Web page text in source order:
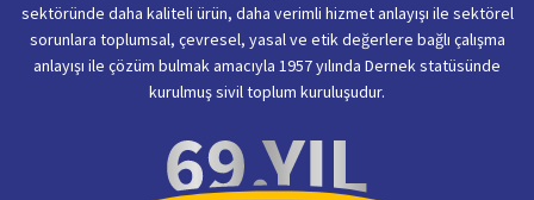
sektöründe daha kaliteli ürün, daha verimli hizmet anlayışı ile sektörel
sorunlara toplumsal, çevresel, yasal ve etik değerlere bağlı çalışma
anlayışı ile çözüm bulmak amacıyla 1957 yılında Dernek statüsünde
kurulmuş sivil toplum kuruluşudur.